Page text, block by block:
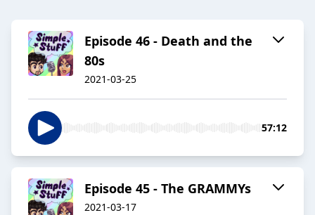
Episode 46 - Death and the
80s
2021-03-25
57:12
Episode 45 - The GRAMMYs
2021-03-17